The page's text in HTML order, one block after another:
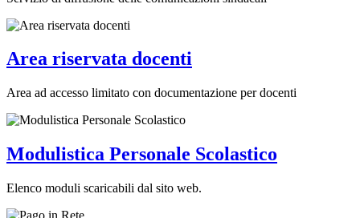
Area riservata docenti
Area ad accesso limitato con documentazione per docenti
Modulistica Personale Scolastico
Elenco moduli scaricabili dal sito web.